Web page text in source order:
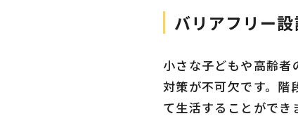
バリアフリー
小さな子どもや高齢者
対策が不可欠です。階
て生活することができ